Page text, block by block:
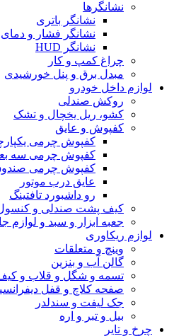
نشانگرها
نشانگر باتری
نشانگر فشار و
نشانگر HUD
چراغ کمپ و کار
مبدل برق و پنل خورشیدی
لوازم داخل خودرو
روکش صندلی
کشو، ریل یخچال و تشک
کفپوش و عایق
کفپوش چرمی
کفپوش چرمی سه
کفپوش چرمی
عایق درب موتور
رو داشبورد تافتینگ
کیف پشت صندلی و کنسول
جعبه ابزار و سبد و لوازم
لوازم ریکاوری
وینچ و متعلقات
گالن آب و بنزین
تسمه و شگل و قلاب و
صفحه کلاچ و قفل
جک لیفت و سندلدر
بیل و تبر و اره
چرخ و تایر